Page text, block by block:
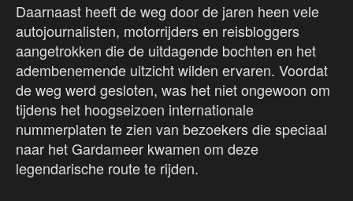
Daarnaast heeft de weg door de jaren heen vele
autojournalisten, motorrijders en reisbloggers
aangetrokken die de uitdagende bochten en het
adembenemende uitzicht wilden ervaren. Voordat
de weg werd gesloten, was het niet ongewoon om
tijdens het hoogseizoen internationale
nummerplaten te zien van bezoekers die speciaal
naar het Gardameer kwamen om deze
legendarische route te rijden.